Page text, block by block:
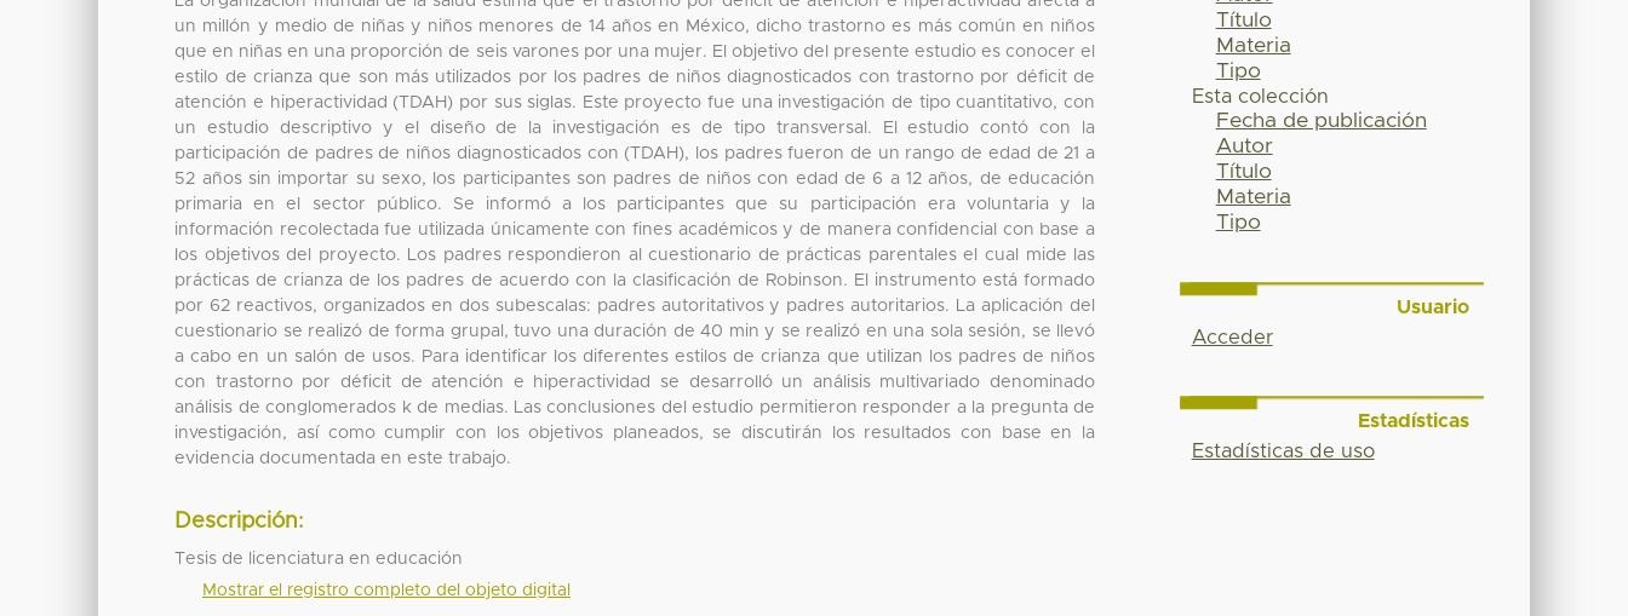
un millón y medio de niñas y niños menores de 14 años en México, dicho trastorno es más común en niños
que en niñas en una proporción de seis varones por una mujer. El objetivo del presente estudio es conocer el
estilo de crianza que son más utilizados por los padres de niños diagnosticados con trastorno por déficit de
atención e hiperactividad (TDAH) por sus siglas. Este proyecto fue una investigación de tipo cuantitativo, con
un estudio descriptivo y el diseño de la investigación es de tipo transversal. El estudio contó con la
participación de padres de niños diagnosticados con (TDAH), los padres fueron de un rango de edad de 21 a
52 años sin importar su sexo, los participantes son padres de niños con edad de 6 a 12 años, de educación
primaria en el sector público. Se informó a los participantes que su participación era voluntaria y la
información recolectada fue utilizada únicamente con fines académicos y de manera confidencial con base a
los objetivos del proyecto. Los padres respondieron al cuestionario de prácticas parentales el cual mide las
prácticas de crianza de los padres de acuerdo con la clasificación de Robinson. El instrumento está formado
por 62 reactivos, organizados en dos subescalas: padres autoritativos y padres autoritarios. La aplicación del
cuestionario se realizó de forma grupal, tuvo una duración de 40 min y se realizó en una sola sesión, se llevó
a cabo en un salón de usos. Para identificar los diferentes estilos de crianza que utilizan los padres de niños
con trastorno por déficit de atención e hiperactividad se desarrolló un análisis multivariado denominado
análisis de conglomerados k de medias. Las conclusiones del estudio permitieron responder a la pregunta de
investigación, así como cumplir con los objetivos planeados, se discutirán los resultados con base en la
evidencia documentada en este trabajo.
Descripción:
Tesis de licenciatura en educación
Mostrar el registro completo del objeto digital
Título
Materia
Tipo
Esta colección
Fecha de publicación
Autor
Título
Materia
Tipo
Usuario
Acceder
Estadísticas
Estadísticas de uso